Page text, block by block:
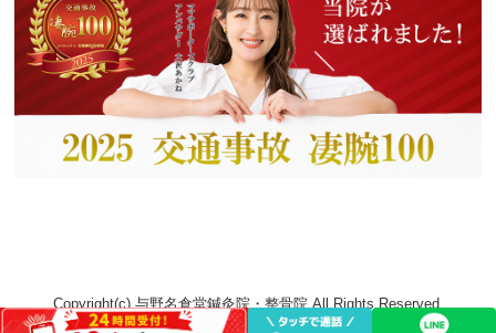
Copyright(c) 与野名倉堂鍼灸院・整骨院 All Rights Reserved.